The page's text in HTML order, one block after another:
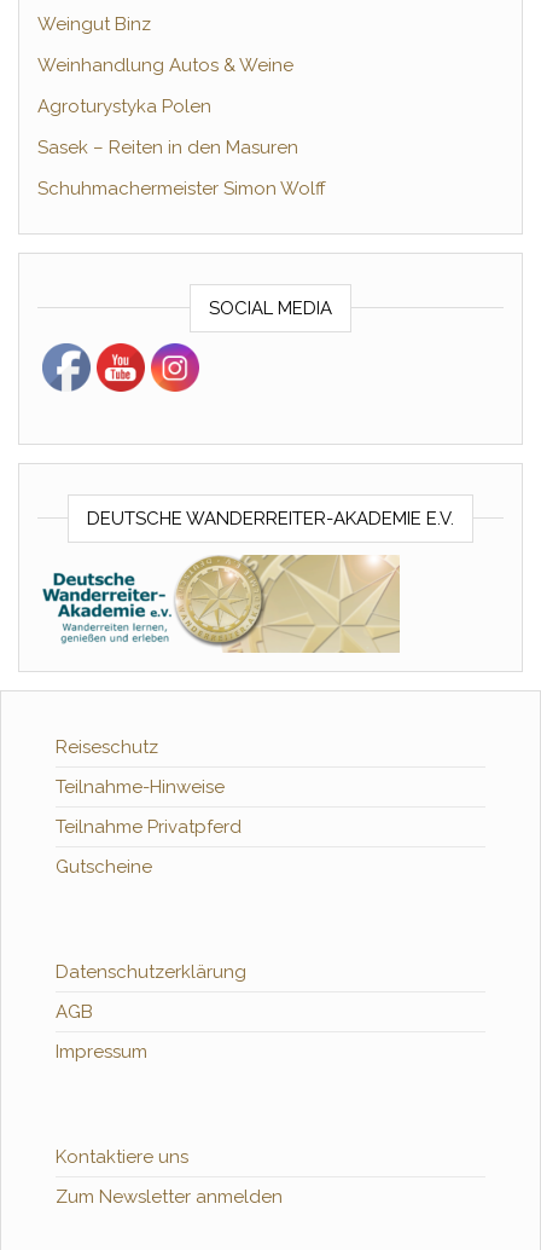
Weingut Binz
Weinhandlung Autos & Weine
Agroturystyka Polen
Sasek – Reiten in den Masuren
Schuhmachermeister Simon Wolff
SOCIAL MEDIA
DEUTSCHE WANDERREITER-AKADEMIE E.V.
Reiseschutz
Teilnahme-Hinweise
Teilnahme Privatpferd
Gutscheine
Datenschutzerklärung
AGB
Impressum
Kontaktiere uns
Zum Newsletter anmelden